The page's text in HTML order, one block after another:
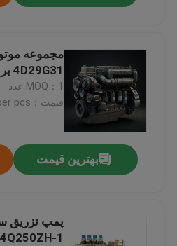
4D29G31 برای قطعات هیلی 3.5 تن
MOQ：1 عدد
قیمت：USD 1350.00 per pcs
بهترین قیمت
پمپ تزریق
1